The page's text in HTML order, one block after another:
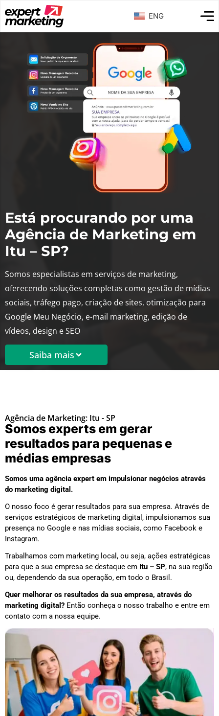
ENG
Está procurando por uma
Agência de Marketing em
Itu – SP?
Somos especialistas em serviços de marketing,
oferecendo soluções completas como gestão de mídias
sociais, tráfego pago, criação de sites, otimização para
Google Meu Negócio, e-mail marketing, edição de
vídeos, design e SEO
Saiba mais
Agência de Marketing: Itu - SP
Somos experts em gerar
resultados para pequenas e
médias empresas
Somos uma agência expert em impulsionar negócios através
do marketing digital.
O nosso foco é gerar resultados para sua empresa. Através de
serviços estratégicos de marketing digital, impulsionamos sua
presença no Google e nas mídias sociais, como Facebook e
Instagram.
Trabalhamos com marketing local, ou seja, ações estratégicas
para que a sua empresa se destaque em Itu – SP, na sua região
ou, dependendo da sua operação, em todo o Brasil.
Quer melhorar os resultados da sua empresa, através do
marketing digital? Então conheça o nosso trabalho e entre em
contato com a nossa equipe.